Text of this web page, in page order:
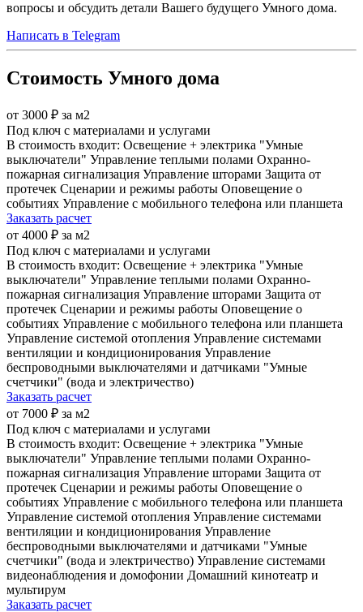
вопросы и обсудить детали Вашего будущего Умного дома.
Написать в Telegram
Стоимость Умного дома
от 3000 ₽ за м2
Под ключ с материалами и услугами
В стоимость входит: Освещение + электрика "Умные
выключатели" Управление теплыми полами Охранно-
пожарная сигнализация Управление шторами Защита от
протечек Сценарии и режимы работы Оповещение о
событиях Управление с мобильного телефона или планшета
Заказать расчет
от 4000 ₽ за м2
Под ключ с материалами и услугами
В стоимость входит: Освещение + электрика "Умные
выключатели" Управление теплыми полами Охранно-
пожарная сигнализация Управление шторами Защита от
протечек Сценарии и режимы работы Оповещение о
событиях Управление с мобильного телефона или планшета
Управление системой отопления Управление системами
вентиляции и кондиционирования Управление
беспроводными выключателями и датчиками "Умные
счетчики" (вода и электричество)
Заказать расчет
от 7000 ₽ за м2
Под ключ с материалами и услугами
В стоимость входит: Освещение + электрика "Умные
выключатели" Управление теплыми полами Охранно-
пожарная сигнализация Управление шторами Защита от
протечек Сценарии и режимы работы Оповещение о
событиях Управление с мобильного телефона или планшета
Управление системой отопления Управление системами
вентиляции и кондиционирования Управление
беспроводными выключателями и датчиками "Умные
счетчики" (вода и электричество) Управление системами
видеонаблюдения и домофонии Домашний кинотеатр и
мультирум
Заказать расчет